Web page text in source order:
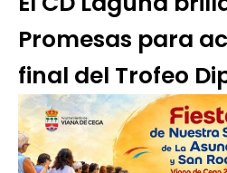
Promesas para
final del Trofeo